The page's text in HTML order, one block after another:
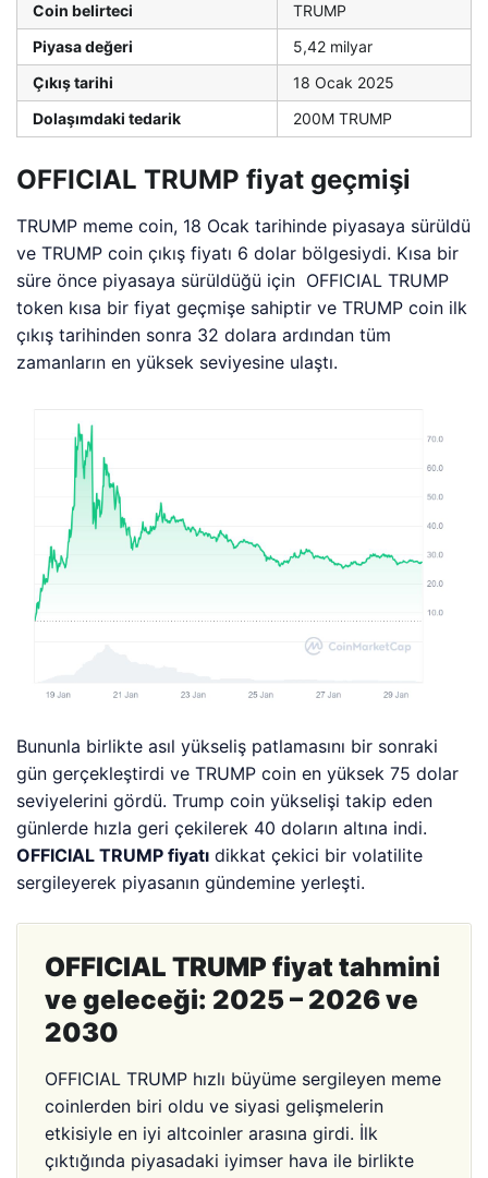
Coin belirteci
TRUMP
Piyasa değeri
5,42 milyar
Çıkış tarihi
18 Ocak 2025
Dolaşımdaki tedarik
200M TRUMP
OFFICIAL TRUMP fiyat geçmişi
TRUMP meme coin, 18 Ocak tarihinde piyasaya sürüldü
ve TRUMP coin çıkış fiyatı 6 dolar bölgesiydi. Kısa bir
süre önce piyasaya sürüldüğü için OFFICIAL TRUMP
token kısa bir fiyat geçmişe sahiptir veTRUMP coin ilk
çıkış tarihinden sonra 32 dolara ardından tüm
zamanların en yüksek seviyesine ulaştı.
Bununla birlikte asıl yükseliş patlamasını bir sonraki
gün gerçekleştirdi ve TRUMP coin en yüksek 75 dolar
seviyelerini gördü. Trump coin yükselişi takip eden
günlerde hızla geri çekilerek 40 doların altına indi.
OFFICIAL TRUMP fiyatı dikkat çekici bir volatilite
sergileyerek piyasanın gündemine yerleşti.
OFFICIAL TRUMP fiyat tahmini
ve geleceği: 2025 – 2026 ve
2030
OFFICIAL TRUMP hızlı büyüme sergileyen meme
coinlerden biri oldu ve siyasi gelişmelerin
etkisiyleen iyi altcoinler arasına girdi. İlk
çıktığında piyasadaki iyimser hava ile birlikte